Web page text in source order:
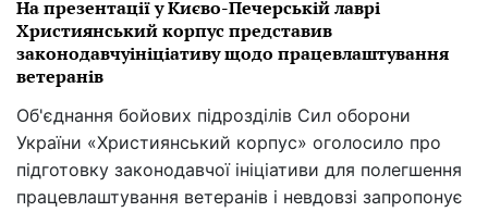
На презентації у Києво-Печерській лаврі
Християнський корпус представив
законодавчуініціативу щодо працевлаштування
ветеранів
Об'єднання бойових підрозділів Сил оборони
України «Християнський корпус» оголосило про
підготовку законодавчої ініціативи для полегшення
працевлаштування ветеранів і невдовзі запропонує